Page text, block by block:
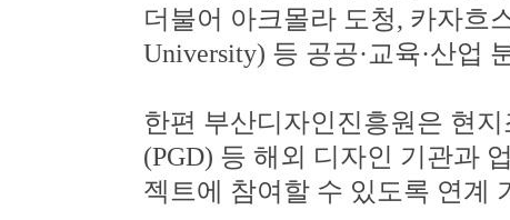
더불어 아크몰라 도청, 카자흐
University) 등 공공·교육·산업
한편 부산디자인진흥원은 현
(PGD) 등 해외 디자인 기관과
젝트에 참여할 수 있도록 연계